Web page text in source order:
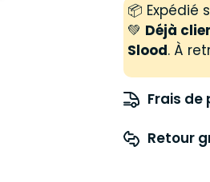
📦 Expédié
💚 Déjà
Slood. À
Frais
Retour